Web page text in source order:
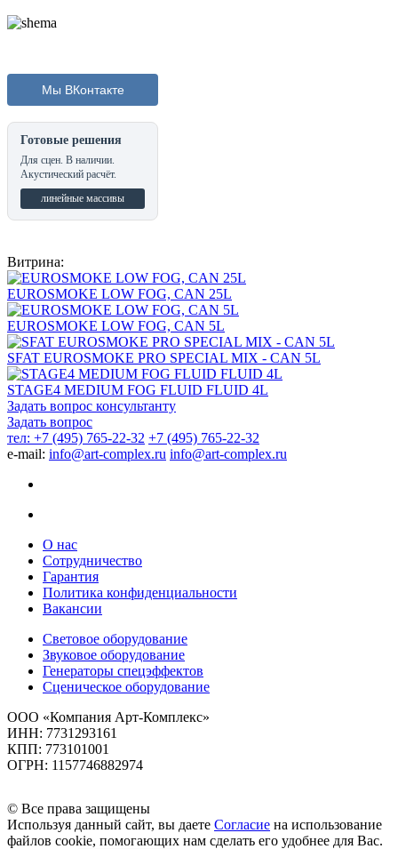
Мы ВКонтакте
Готовые решения
Для сцен. В наличии.
Акустический расчёт.
линейные массивы
Витрина:
EUROSMOKE LOW FOG, CAN 25L
EUROSMOKE LOW FOG, CAN 5L
SFAT EUROSMOKE PRO SPECIAL MIX - CAN 5L
STAGE4 MEDIUM FOG FLUID FLUID 4L
Задать вопрос консультанту
Задать вопрос
тел: +7 (495) 765-22-32 +7 (495) 765-22-32
e-mail: info@art-complex.ru info@art-complex.ru
О нас
Сотрудничество
Гарантия
Политика конфиденциальности
Вакансии
Световое оборудование
Звуковое оборудование
Генераторы спецэффектов
Сценическое оборудование
ООО «Компания Арт-Комплекс»
ИНН: 7731293161
КПП: 773101001
ОГРН: 1157746882974
© Все права защищены
Используя данный сайт, вы даете Согласие на использование
файлов cookie, помогающих нам сделать его удобнее для Вас.